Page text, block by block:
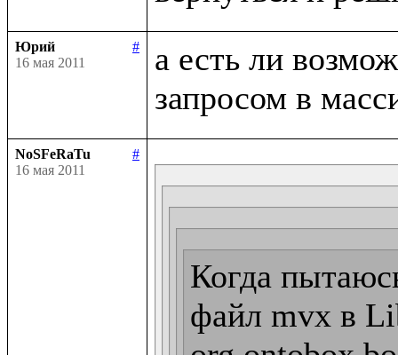
Юрий
#
16 мая 2011
а есть ли
NoSFeRaTu
#
16 мая 2011
Когда
файл mvx в